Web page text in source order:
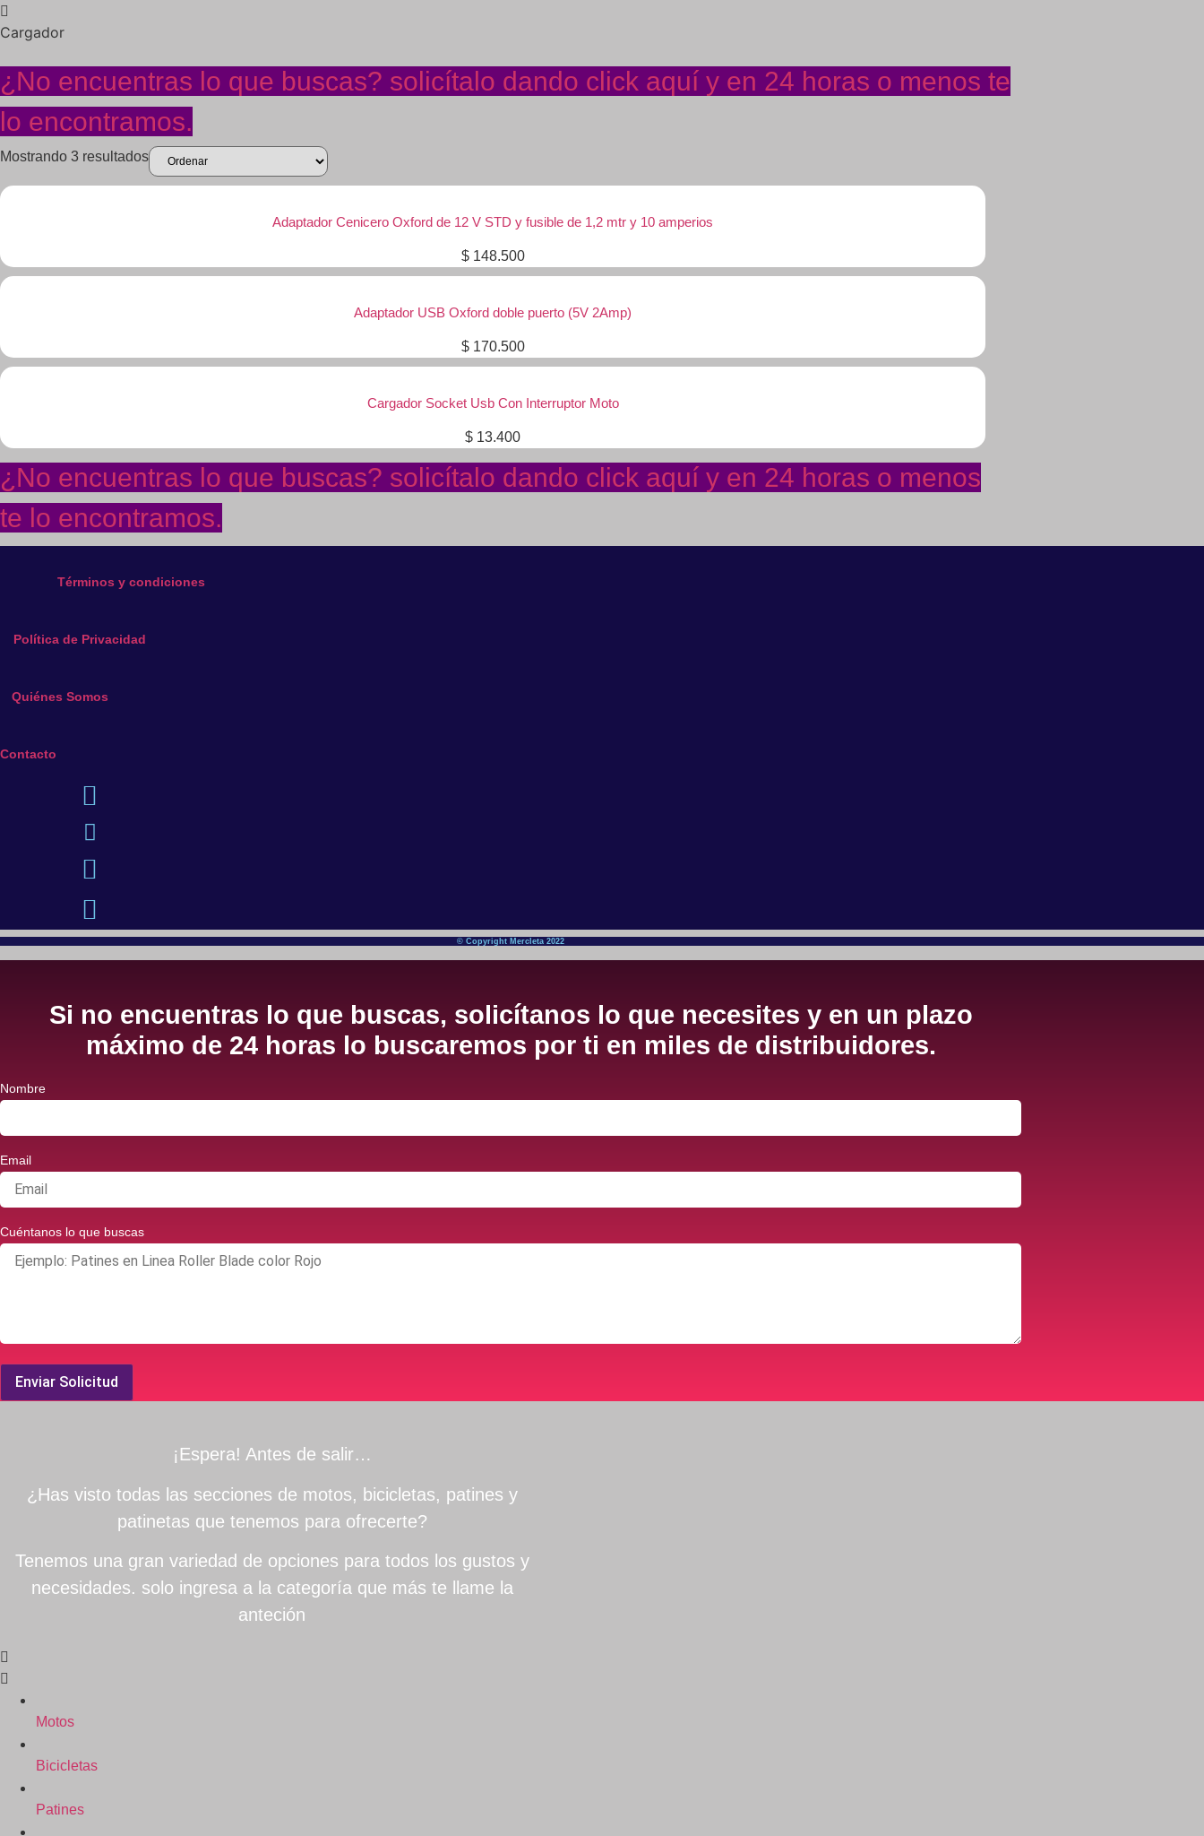
Cargador
¿No encuentras lo que buscas? solicítalo dando click aquí y en 24 horas o menos te
lo encontramos.
Mostrando 3 resultados
Adaptador Cenicero Oxford de 12 V STD y fusible de 1,2 mtr y 10 amperios
$148.500
Adaptador USB Oxford doble puerto (5V 2Amp)
$170.500
Cargador Socket Usb Con Interruptor Moto
$ 13.400
¿No encuentras lo que buscas? solicítalo dando click aquí y en 24 horas o menos
te lo encontramos.
Términos y condiciones
Política de Privacidad
Quiénes Somos
Contacto
© Copyright Mercleta 2022
Si no encuentras lo que buscas, solicítanos lo que necesites y en un plazo
máximo de 24 horas lo buscaremos por ti en miles de distribuidores.
Nombre
Email
Cuéntanos lo que buscas
Enviar Solicitud
¡Espera! Antes de salir…
¿Has visto todas las secciones de motos, bicicletas, patines y
patinetas que tenemos para ofrecerte?
Tenemos una gran variedad de opciones para todos los gustos y
necesidades. solo ingresa a la categoría que más te llame la
anteción
Motos
Bicicletas
Patines